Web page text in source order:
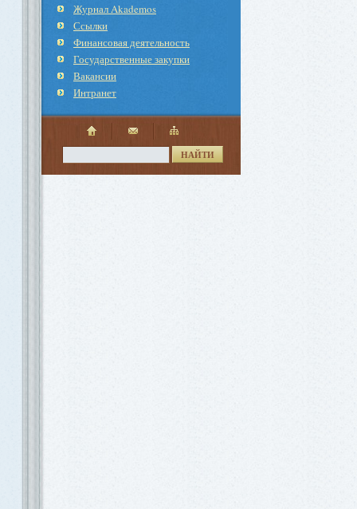
Журнал Akademos
Ссылки
Финансовая деятельность
Государственные закупки
Вакансии
Интранет
НАЙТИ